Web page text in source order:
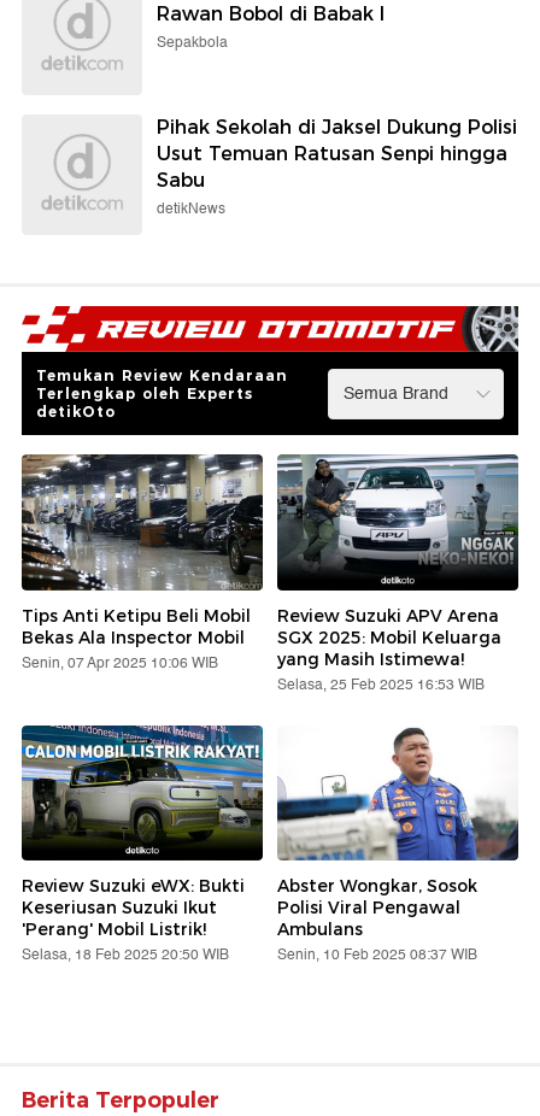
Rawan Bobol di Babak I
Sepakbola
Pihak Sekolah di Jaksel Dukung Polisi
Usut Temuan Ratusan Senpi hingga
Sabu
detikNews
Temukan Review Kendaraan
Terlengkap oleh Experts
detikOto
Tips Anti Ketipu Beli Mobil
Bekas Ala Inspector Mobil
Senin, 07 Apr 2025 10:06 WIB
Review Suzuki APV Arena
SGX 2025: Mobil Keluarga
yang Masih Istimewa!
Selasa, 25 Feb 2025 16:53 WIB
Review Suzuki eWX: Bukti
Keseriusan Suzuki Ikut
'Perang' Mobil Listrik!
Selasa, 18 Feb 2025 20:50 WIB
Abster Wongkar, Sosok
Polisi Viral Pengawal
Ambulans
Senin, 10 Feb 2025 08:37 WIB
Berita Terpopuler